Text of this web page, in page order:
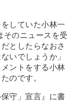
していた小林一
のニュースを受
としたらなおさ
いでしょうか」
ントをする小林
のです。
守」宣言』に書